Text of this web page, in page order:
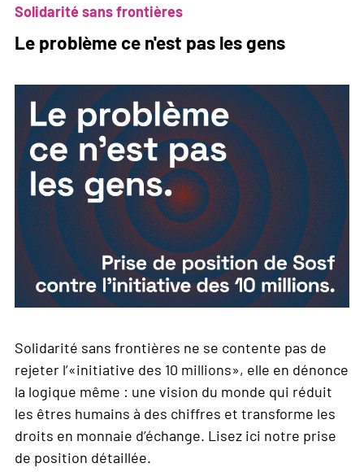
des
millions
Solidarité sans frontières
Le problème ce n'est pas les gens
Solidarité sans frontières ne se contente pas de
rejeter l’«initiative des 10 millions», elle en dénonce
la logique même : une vision du monde qui réduit
les êtres humains à des chiffres et transforme les
droits en monnaie d’échange. Lisez ici notre prise
de position détaillée.